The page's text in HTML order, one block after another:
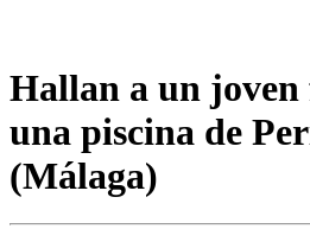
Hallan a un joven
una piscina de
(Málaga)